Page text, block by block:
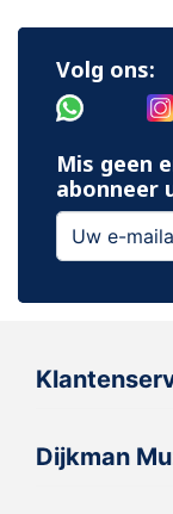
Volg ons:
Mis geen
abonneer
Dijkman